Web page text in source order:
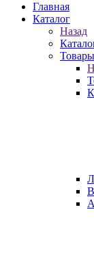
Главная
Каталог
Назад